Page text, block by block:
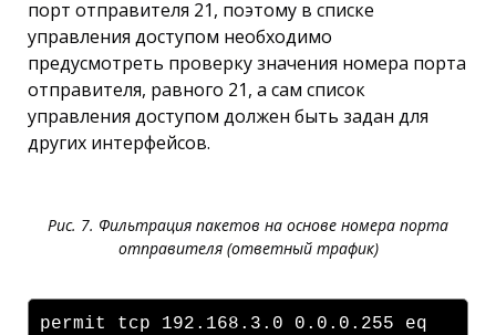
порт отправителя 21, поэтому в списке
управления доступом необходимо
предусмотреть проверку значения номера порта
отправителя, равного 21, а сам список
управления доступом должен быть задан для
других интерфейсов.
Рис. 7. Фильтрация пакетов на основе номера порта
отправителя (ответный трафик)
permit tcp 192.168.3.0 0.0.0.255 eq